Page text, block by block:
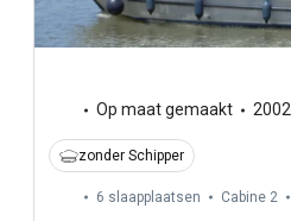
Op maat gemaakt 2002
zonder Schipper
6 slaapplaatsen Cabine 2